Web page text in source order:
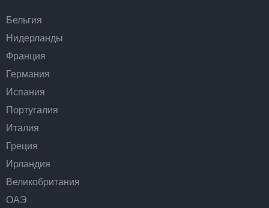
Бельгия
Нидерланды
Франция
Германия
Испания
Португалия
Италия
Греция
Ирландия
Великобритания
ОАЭ